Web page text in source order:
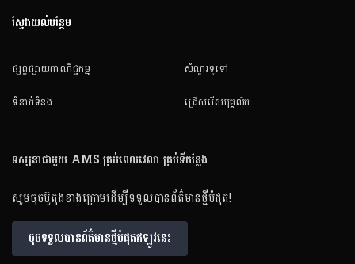
ស្វែងយល់បន្ថែម
ផ្សព្វផ្សាយពាណិជ្ជកម្ម
ទំនាក់ទំនង
សំណួរទូទៅ
ជ្រើសរើសបុគ្គលិក
ទស្សនាជាមួយ AMS គ្រប់ពេលវេលា គ្រប់ទីកន្លែង
សូមចុចប៊ូតុងខាងក្រោមដើម្បីទទួលបានព័ត៌មានថ្មីបំផុត!
ចុចទទួលបានព័ត៌មានថ្មីបំផុតឥឡូវនេះ